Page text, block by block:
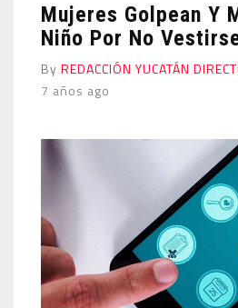
Mujeres Golpean Y
Niño Por No
By REDACCIÓN YUCATÁN
7 años ago